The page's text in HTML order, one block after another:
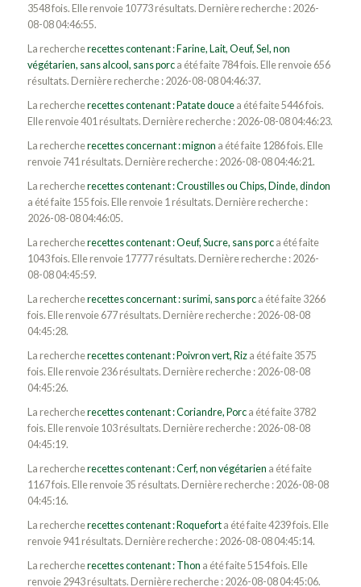
3548 fois. Elle renvoie 10773 résultats. Dernière recherche : 2026-
08-08 04:46:55.
La rechercherecettes contenant : Farine, Lait, Oeuf, Sel, non
végétarien, sans alcool, sans porca été faite 784 fois. Elle renvoie 656
résultats. Dernière recherche : 2026-08-08 04:46:37.
La rechercherecettes contenant : Patate doucea été faite 5446 fois.
Elle renvoie 401 résultats. Dernière recherche : 2026-08-08 04:46:23.
La rechercherecettes concernant : mignon a été faite 1286 fois. Elle
renvoie 741 résultats. Dernière recherche : 2026-08-08 04:46:21.
La rechercherecettes contenant : Croustilles ou Chips, Dinde, dindon
a été faite 155 fois. Elle renvoie 1 résultats. Dernière recherche :
2026-08-08 04:46:05.
La rechercherecettes contenant : Oeuf, Sucre, sans porca été faite
1043 fois. Elle renvoie 17777 résultats. Dernière recherche : 2026-
08-08 04:45:59.
La rechercherecettes concernant : surimi, sans porca été faite 3266
fois. Elle renvoie 677 résultats. Dernière recherche : 2026-08-08
04:45:28.
La rechercherecettes contenant : Poivron vert, Riza été faite 3575
fois. Elle renvoie 236 résultats. Dernière recherche : 2026-08-08
04:45:26.
La rechercherecettes contenant : Coriandre, Porca été faite 3782
fois. Elle renvoie 103 résultats. Dernière recherche : 2026-08-08
04:45:19.
La rechercherecettes contenant : Cerf, non végétarien a été faite
1167 fois. Elle renvoie 35 résultats. Dernière recherche : 2026-08-08
04:45:16.
La rechercherecettes contenant : Roqueforta été faite 4239 fois. Elle
renvoie 941 résultats. Dernière recherche : 2026-08-08 04:45:14.
La rechercherecettes contenant : Thon a été faite 5154 fois. Elle
renvoie 2943 résultats. Dernière recherche : 2026-08-08 04:45:06.